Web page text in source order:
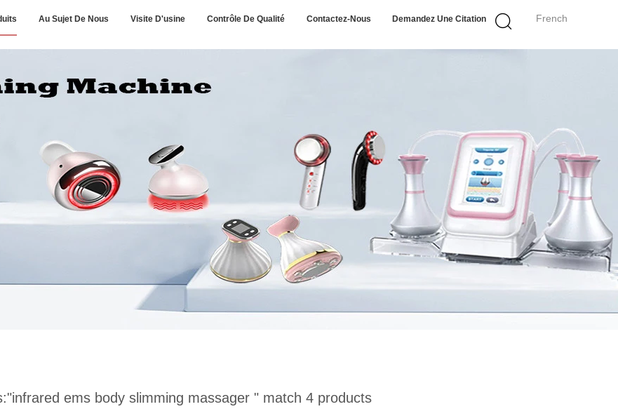
French
Au Sujet De Nous Visite D'usine Contrôle De Qualité Contactez-Nous Demandez Une Citation
"infrared ems body slimming massager " match 4 products